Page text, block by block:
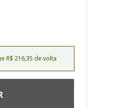
R$ 216,35 de volta